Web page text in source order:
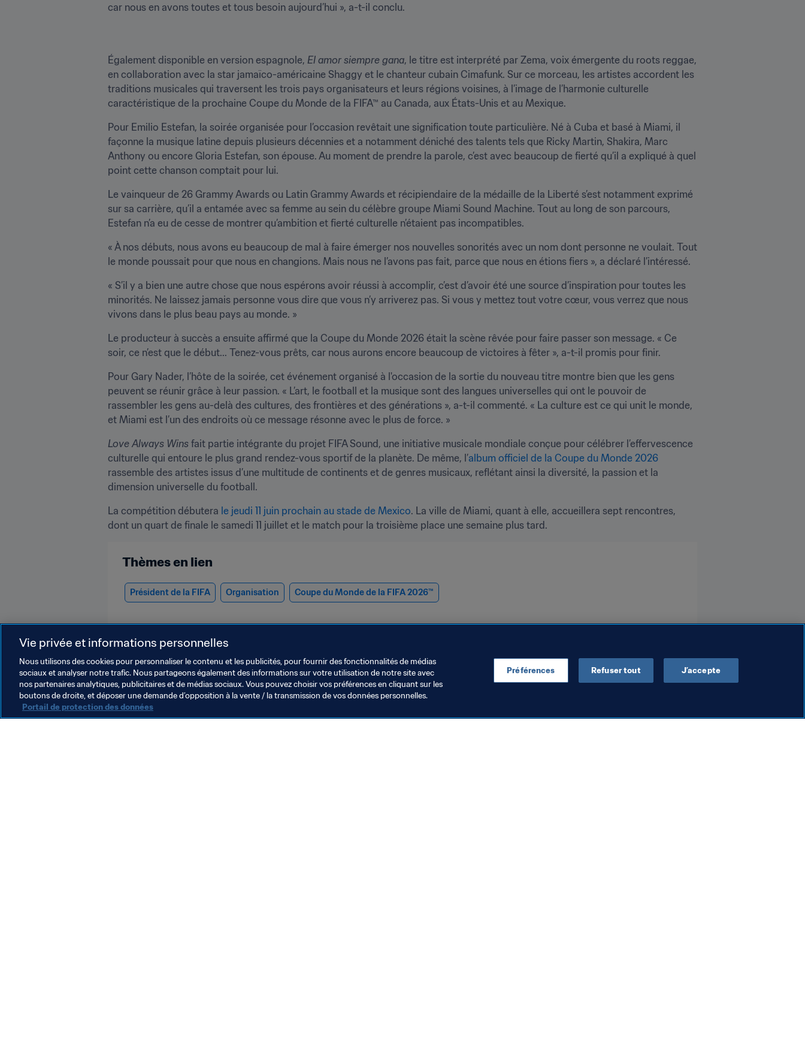
car nous en avons toutes et tous besoin aujourd’hui », a-t-il conclu.
Également disponible en version espagnole, El amor siempre gana, le titre est interprété par Zema, voix émergente du roots reggae,
en collaboration avec la star jamaïco-américaine Shaggy et le chanteur cubain Cimafunk. Sur ce morceau, les artistes accordent les
traditions musicales qui traversent les trois pays organisateurs et leurs régions voisines, à l’image de l’harmonie culturelle
caractéristique de la prochaine Coupe du Monde de la FIFA™ au Canada, aux États-Unis et au Mexique.
Pour Emilio Estefan, la soirée organisée pour l’occasion revêtait une signification toute particulière. Né à Cuba et basé à Miami, il
façonne la musique latine depuis plusieurs décennies et a notamment déniché des talents tels que Ricky Martin, Shakira, Marc
Anthony ou encore Gloria Estefan, son épouse. Au moment de prendre la parole, c’est avec beaucoup de fierté qu’il a expliqué à quel
point cette chanson comptait pour lui.
Le vainqueur de 26 Grammy Awards ou Latin Grammy Awards et récipiendaire de la médaille de la Liberté s’est notamment exprimé
sur sa carrière, qu’il a entamée avec sa femme au sein du célèbre groupe Miami Sound Machine. Tout au long de son parcours,
Estefan n’a eu de cesse de montrer qu’ambition et fierté culturelle n’étaient pas incompatibles.
« À nos débuts, nous avons eu beaucoup de mal à faire émerger nos nouvelles sonorités avec un nom dont personne ne voulait. Tout
le monde poussait pour que nous en changions. Mais nous ne l’avons pas fait, parce que nous en étions fiers », a déclaré l’intéressé.
« S’il y a bien une autre chose que nous espérons avoir réussi à accomplir, c’est d’avoir été une source d’inspiration pour toutes les
minorités. Ne laissez jamais personne vous dire que vous n’y arriverez pas. Si vous y mettez tout votre cœur, vous verrez que nous
vivons dans le plus beau pays au monde. »
Le producteur à succès a ensuite affirmé que la Coupe du Monde 2026 était la scène rêvée pour faire passer son message. « Ce
soir, ce n’est que le début... Tenez-vous prêts, car nous aurons encore beaucoup de victoires à fêter », a-t-il promis pour finir.
Pour Gary Nader, l’hôte de la soirée, cet événement organisé à l'occasion de la sortie du nouveau titre montre bien que les gens
peuvent se réunir grâce à leur passion. « L’art, le football et la musique sont des langues universelles qui ont le pouvoir de
rassembler les gens au-delà des cultures, des frontières et des générations », a-t-il commenté. « La culture est ce qui unit le monde,
et Miami est l’un des endroits où ce message résonne avec le plus de force. »
Love Always Wins fait partie intégrante du projet FIFA Sound, une initiative musicale mondiale conçue pour célébrer l’effervescence
culturelle qui entoure le plus grand rendez-vous sportif de la planète. De même, l’album officiel de la Coupe du Monde 2026
rassemble des artistes issus d’une multitude de continents et de genres musicaux, reflétant ainsi la diversité, la passion et la
dimension universelle du football.
La compétition débutera le jeudi 11 juin prochain au stade de Mexico. La ville de Miami, quant à elle, accueillera sept rencontres,
dont un quart de finale le samedi 11 juillet et le match pour la troisième place une semaine plus tard.
Thèmes en lien
Président de la FIFA Organisation Coupe du Monde de la FIFA 2026™
Président de la FIFA
Vie privée et informations personnelles
Nous utilisons des cookies pour personnaliser le contenu et les publicités, pour fournir des fonctionnalités de médias
sociaux et analyser notre trafic. Nous partageons également des informations sur votre utilisation de notre site avec
nos partenaires analytiques, publicitaires et de médias sociaux. Vous pouvez choisir vos préférences en cliquant sur les
boutons de droite, et déposer une demande d’opposition à la vente / la transmission de vos données personnelles.
Portail de protection des données
Préférences Refuser tout J’accepte